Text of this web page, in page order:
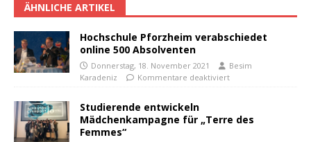
ÄHNLICHE ARTIKEL
Hochschule Pforzheim verabschiedet
online 500 Absolventen
Donnerstag, 18. November 2021
Besim
Karadeniz
Kommentare deaktiviert
Studierende entwickeln
Mädchenkampagne für „Terre des
Femmes“